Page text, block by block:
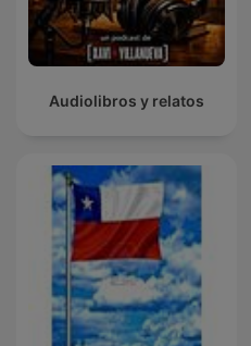
Audiolibros y relatos